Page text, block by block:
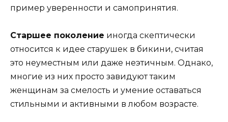
пример уверенности и самопринятия.
Старшее поколение иногда скептически
относится к идее старушек в бикини, считая
это неуместным или даже неэтичным. Однако,
многие из них просто завидуют таким
женщинам за смелость и умение оставаться
стильными и активными в любом возрасте.